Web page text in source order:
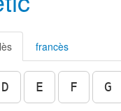
francès
D E F G